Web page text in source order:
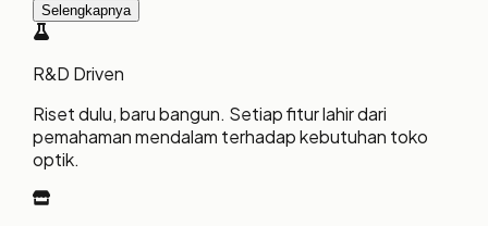
Selengkapnya
R&D Driven
Riset dulu, baru bangun. Setiap fitur lahir dari
pemahaman mendalam terhadap kebutuhan toko
optik.